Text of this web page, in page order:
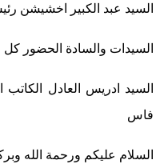
السيد عبد الكبير اخشيشن
السيدات والسادة الحضور
السيد ادريس العادل الكاتب
فاس
السلام عليكم ورحمة الله